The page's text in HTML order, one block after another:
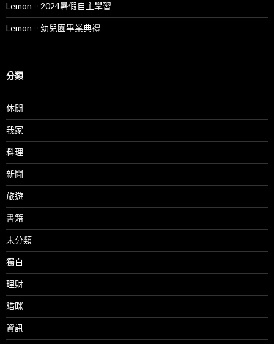
Lemon。2024暑假自主學習
Lemon。幼兒園畢業典禮
分類
休閒
我家
料理
新聞
旅遊
書籍
未分類
獨白
理財
貓咪
資訊